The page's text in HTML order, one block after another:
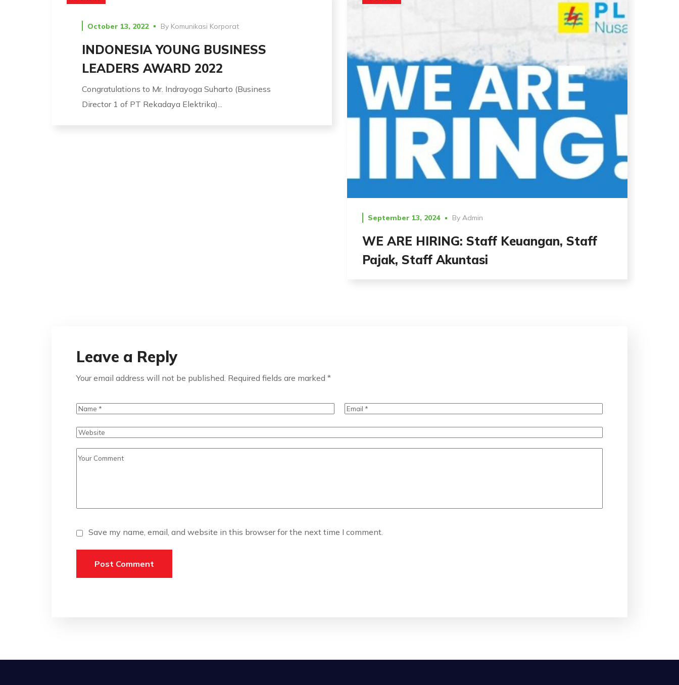
October 13, 2022 By Komunikasi Korporat
INDONESIA YOUNG BUSINESS
LEADERS AWARD 2022
Congratulations to Mr. Indrayoga Suharto (Business
Director 1 of PT Rekadaya Elektrika)...
September 13, 2024 By Admin
WE ARE HIRING: Staff Keuangan, Staff
Pajak, Staff Akuntasi
Leave a Reply
Your email address will not be published. Required fields are marked *
Save my name, email, and website in this browser for the next time I comment.